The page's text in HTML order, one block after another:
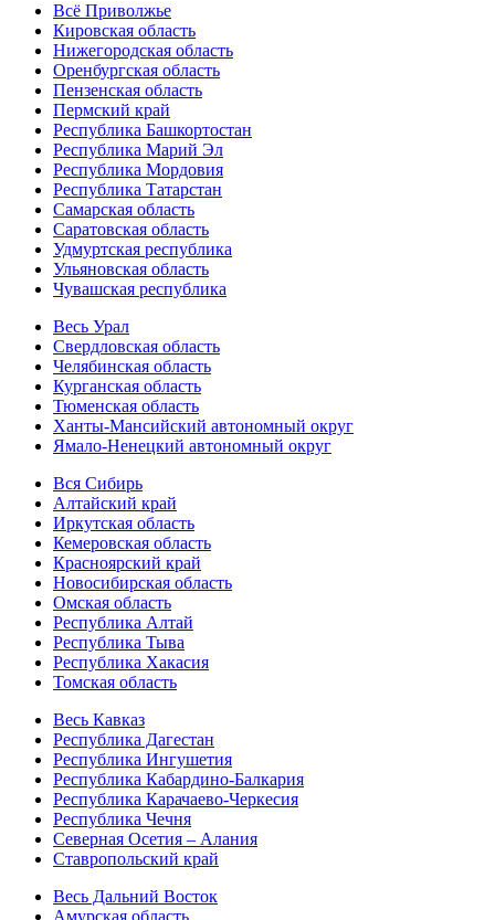
Всё Приволжье
Кировская область
Нижегородская область
Оренбургская область
Пензенская область
Пермский край
Республика Башкортостан
Республика Марий Эл
Республика Мордовия
Республика Татарстан
Самарская область
Саратовская область
Удмуртская республика
Ульяновская область
Чувашская республика
Весь Урал
Свердловская область
Челябинская область
Курганская область
Тюменская область
Ханты-Мансийский автономный округ
Ямало-Ненецкий автономный округ
Вся Сибирь
Алтайский край
Иркутская область
Кемеровская область
Красноярский край
Новосибирская область
Омская область
Республика Алтай
Республика Тыва
Республика Хакасия
Томская область
Весь Кавказ
Республика Дагестан
Республика Ингушетия
Республика Кабардино-Балкария
Республика Карачаево-Черкесия
Республика Чечня
Северная Осетия – Алания
Ставропольский край
Весь Дальний Восток
Амурская область